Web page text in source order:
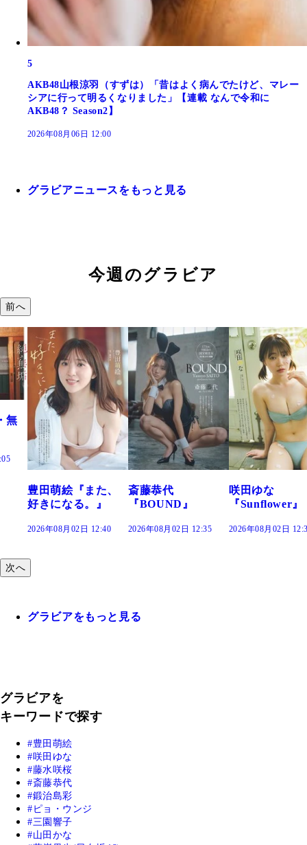
5
AKB48山根涼羽（すずは）「昔はよく病んでたけど、マレー
シアに行って明るくなりました」【連載 なんで令和に
AKB48？ Season2】
2026年08月06日 12:00
グラビアニュースをもっと見る
今週のグラビア
前へ
斎藤恭代
『BOUND』
2026年08月02日 12:35
咲田ゆな
『Sunflower』
2026年08月02日 12:30
藤水咲桜『花
だまり』
2026年08月02日
次へ
グラビアをもっと見る
グラビアを
キーワードで探す
豊田萌絵
咲田ゆな
藤水咲桜
斎藤恭代
鍛治島彩
ピョ・ウンジ
三園響子
山田かな